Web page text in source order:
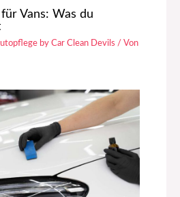
Vans: Was du
by Car Clean Devils / Von